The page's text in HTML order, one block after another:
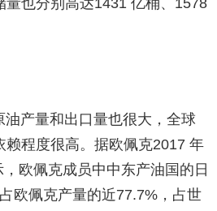
量也分别高达1431 亿桶、1578
油产量和出口量也很大，全球
赖程度很高。据欧佩克2017 年
欧佩克成员中中东产油国的日
欧佩克产量的近77.7%，占世